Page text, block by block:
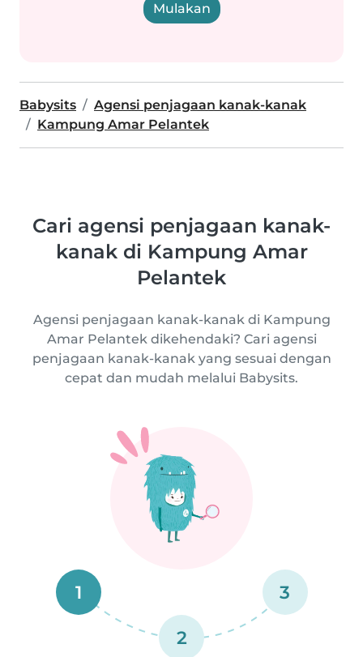
Mulakan
Babysits
Agensi penjagaan kanak-kanak
Kampung Amar Pelantek
Cari agensi penjagaan kanak-
kanak di Kampung Amar
Pelantek
Agensi penjagaan kanak-kanak di Kampung
Amar Pelantek dikehendaki? Cari agensi
penjagaan kanak-kanak yang sesuai dengan
cepat dan mudah melalui Babysits.
1
2
3